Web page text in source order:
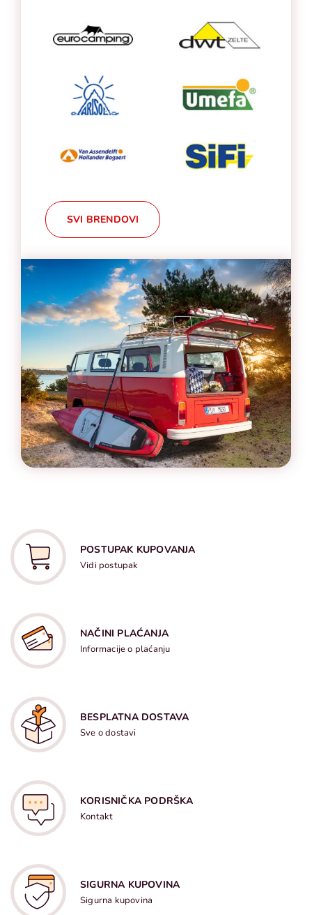
SVI BRENDOVI
POSTUPAK KUPOVANJA
Vidi postupak
NAČINI PLAĆANJA
Informacije o plaćanju
BESPLATNA DOSTAVA
Sve o dostavi
KORISNIČKA PODRŠKA
Kontakt
SIGURNA KUPOVINA
Sigurna kupovina